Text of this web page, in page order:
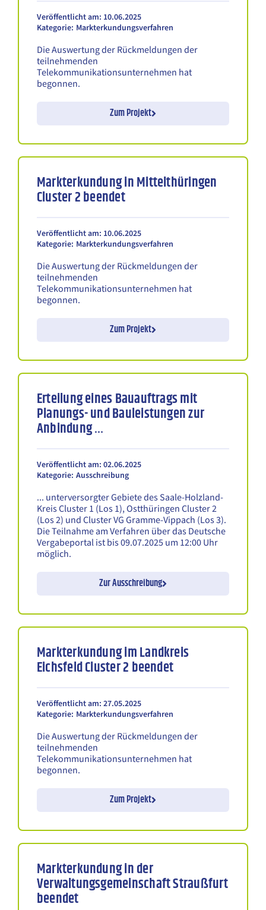
Veröffentlicht am: 10.06.2025
Kategorie: Markterkundungsverfahren
Die Auswertung der Rückmeldungen der
teilnehmenden
Telekommunikationsunternehmen hat
begonnen.
Zum Projekt
Markterkundung in Mittelthüringen
Cluster 2 beendet
Veröffentlicht am: 10.06.2025
Kategorie: Markterkundungsverfahren
Die Auswertung der Rückmeldungen der
teilnehmenden
Telekommunikationsunternehmen hat
begonnen.
Zum Projekt
Erteilung eines Bauauftrags mit
Planungs- und Bauleistungen zur
Anbindung …
Veröffentlicht am: 02.06.2025
Kategorie: Ausschreibung
... unterversorgter Gebiete des Saale-Holzland-
Kreis Cluster 1 (Los 1), Ostthüringen Cluster 2
(Los 2) und Cluster VG Gramme-Vippach (Los 3).
Die Teilnahme am Verfahren über das Deutsche
Vergabeportal ist bis 09.07.2025 um 12:00 Uhr
möglich.
Zur Ausschreibung
Markterkundung im Landkreis
Eichsfeld Cluster 2 beendet
Veröffentlicht am: 27.05.2025
Kategorie: Markterkundungsverfahren
Die Auswertung der Rückmeldungen der
teilnehmenden
Telekommunikationsunternehmen hat
begonnen.
Zum Projekt
Markterkundung in der
Verwaltungsgemeinschaft Straußfurt
beendet